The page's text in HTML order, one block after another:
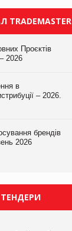
TRADEMASTER
Проєктів
2026
в
– 2026.
брендів
2026
ТЕНДЕРИ